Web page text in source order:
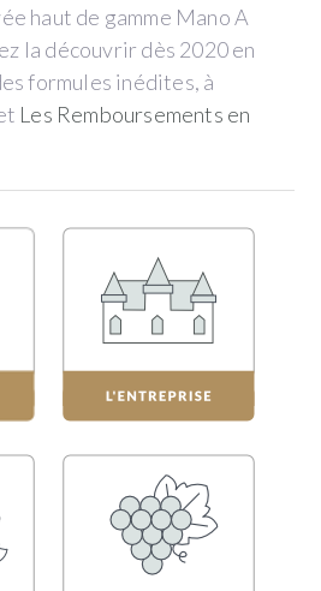
haut de gamme Mano A
la découvrir dès 2020 en
formules inédites, à
Les Remboursements en